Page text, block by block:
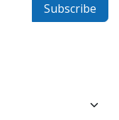
Subscribe